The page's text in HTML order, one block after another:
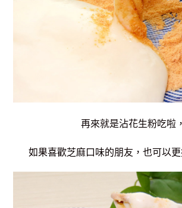
再來就是沾花生粉吃啦，
如果喜歡芝麻口味的朋友，也可以更